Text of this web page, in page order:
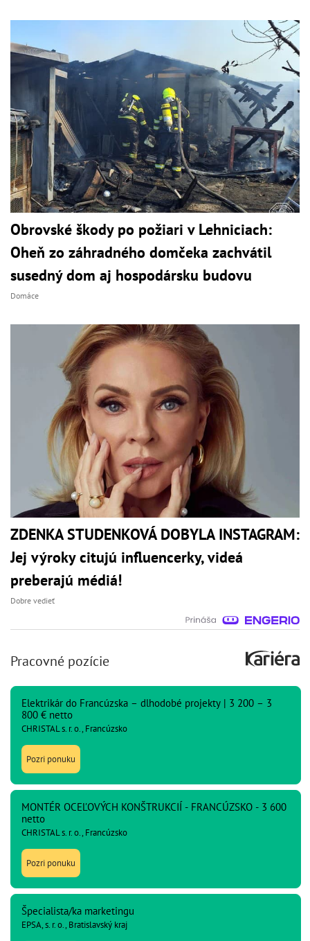
Obrovské škody po požiari v Lehniciach:
Oheň zo záhradného domčeka zachvátil
susedný dom aj hospodársku budovu
Domáce
ZDENKA STUDENKOVÁ DOBYLA INSTAGRAM:
Jej výroky citujú influencerky, videá
preberajú médiá!
Dobre vedieť
Pracovné pozície
Elektrikár do Francúzska – dlhodobé projekty | 3 200 – 3
800 € netto
CHRISTAL s. r. o., Francúzsko
Pozri ponuku
MONTÉR OCEĽOVÝCH KONŠTRUKCIÍ - FRANCÚZSKO - 3 600
netto
CHRISTAL s. r. o., Francúzsko
Pozri ponuku
Špecialista/ka marketingu
EPSA, s. r. o., Bratislavský kraj